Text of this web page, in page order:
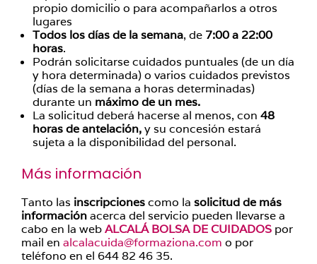
propio domicilio o para acompañarlos a otros
lugares
Todos los días de la semana, de 7:00 a 22:00
horas.
Podrán solicitarse cuidados puntuales (de un día
y hora determinada) o varios cuidados previstos
(días de la semana a horas determinadas)
durante un máximo de un mes.
La solicitud deberá hacerse al menos, con 48
horas de antelación,y su concesión estará
sujeta a la disponibilidad del personal.
Más información
Tanto las inscripcionescomo la solicitud de más
informaciónacerca del servicio pueden llevarse a
cabo en la webALCALÁ BOLSA DE CUIDADOS por
mail en alcalacuida@formaziona.com o por
teléfono en el 644 82 46 35.